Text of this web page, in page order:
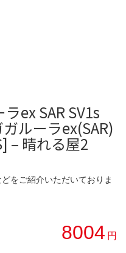
ex SAR SV1s
ルーラex(SAR)
– 晴れる屋2
をご紹介いただいておりま
8004 円